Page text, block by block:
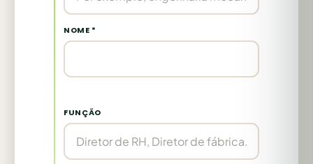
NOME *
FUNÇÃO